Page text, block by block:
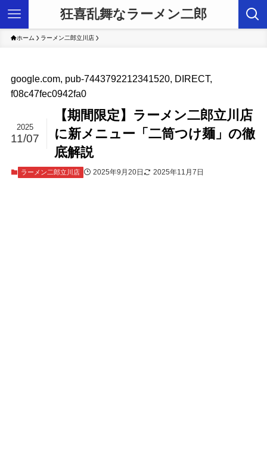
狂喜乱舞なラーメン二郎
ホーム ラーメン二郎立川店
google.com, pub-7443792212341520, DIRECT,
f08c47fec0942fa0
【期間限定】ラーメン二郎立川店
に新メニュー「二筒つけ麺」の徹
底解説
2025
11/07
ラーメン二郎立川店 2025年9月20日 2025年11月7日